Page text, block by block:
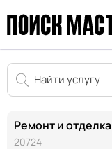
Ремонт и отделка
20724